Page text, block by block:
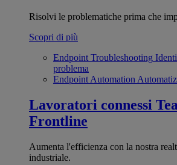
Risolvi le problematiche prima che
Scopri di più
Endpoint Troubleshooting
problema
Endpoint Automation
Lavoratori connessi
Frontline
Aumenta l'efficienza con la nostra
industriale.